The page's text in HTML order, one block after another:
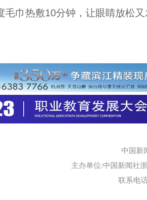
毛巾热敷10分钟，让眼睛放松
中国新
主办单位:中国新闻社
联系电